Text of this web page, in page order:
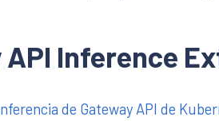
API Inference
de Gateway API de